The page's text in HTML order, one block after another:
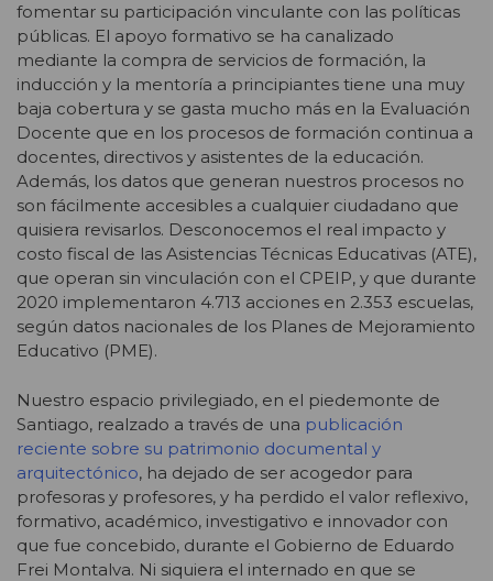
fomentar su participación vinculante con las políticas
públicas. El apoyo formativo se ha canalizado
mediante la compra de servicios de formación, la
inducción y la mentoría a principiantes tiene una muy
baja cobertura y se gasta mucho más en la Evaluación
Docente que en los procesos de formación continua a
docentes, directivos y asistentes de la educación.
Además, los datos que generan nuestros procesos no
son fácilmente accesibles a cualquier ciudadano que
quisiera revisarlos. Desconocemos el real impacto y
costo fiscal de las Asistencias Técnicas Educativas (ATE),
que operan sin vinculación con el CPEIP, y que durante
2020 implementaron 4.713 acciones en 2.353 escuelas,
según datos nacionales de los Planes de Mejoramiento
Educativo (PME).
Nuestro espacio privilegiado, en el piedemonte de
Santiago, realzado a través de una publicación
reciente sobre su patrimonio documental y
arquitectónico, ha dejado de ser acogedor para
profesoras y profesores, y ha perdido el valor reflexivo,
formativo, académico, investigativo e innovador con
que fue concebido, durante el Gobierno de Eduardo
Frei Montalva. Ni siquiera el internado en que se